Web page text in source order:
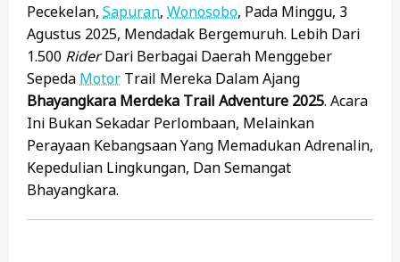
Pecekelan, Sapuran, Wonosobo, Pada Minggu, 3
Agustus 2025, Mendadak Bergemuruh. Lebih Dari
1.500 RiderDari Berbagai Daerah Menggeber
Sepeda Motor Trail Mereka Dalam Ajang
Bhayangkara Merdeka Trail Adventure 2025. Acara
Ini Bukan Sekadar Perlombaan, Melainkan
Perayaan Kebangsaan Yang Memadukan Adrenalin,
Kepedulian Lingkungan, Dan Semangat
Bhayangkara.